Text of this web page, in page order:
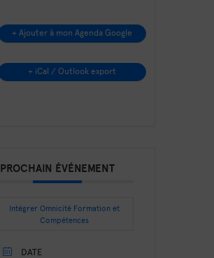
+ Ajouter à mon Agenda Google
+ iCal / Outlook export
PROCHAIN ÉVÉNEMENT
Intégrer Omnicité Formation et
Compétences
DATE